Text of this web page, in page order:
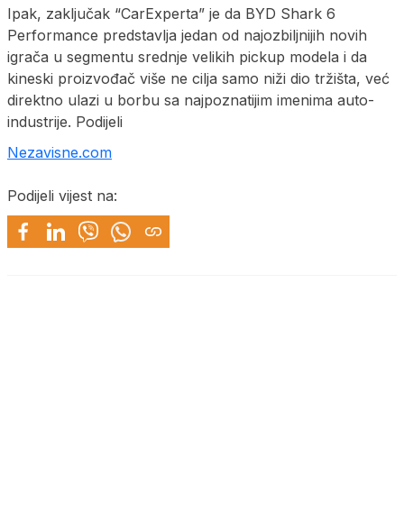
Ipak, zaključak “CarExperta” je da BYD Shark 6
Performance predstavlja jedan od najozbiljnijih novih
igrača u segmentu srednje velikih pickup modela i da
kineski proizvođač više ne cilja samo niži dio tržišta, već
direktno ulazi u borbu sa najpoznatijim imenima auto-
industrije. Podijeli
Nezavisne.com
Podijeli vijest na: